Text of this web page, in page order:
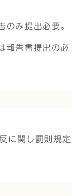
のみ提出必要。
報告書提出の必
に関し罰則規定